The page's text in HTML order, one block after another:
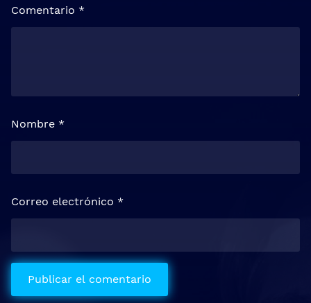
Comentario *
Nombre *
Correo electrónico *